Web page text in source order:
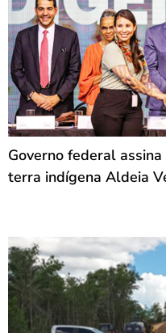
Governo federal
terra indígena Aldeia